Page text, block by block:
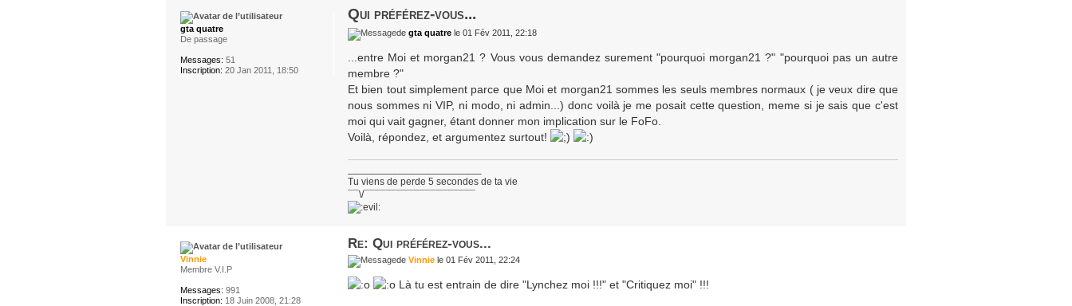
Qui préférez-vous...
de gta quatrele 01 Fév 2011, 22:18
...entre Moi et morgan21 ? Vous vous demandez surement "pourquoi morgan21 ?" "pourquoi pas un autre
membre ?"
Et bien tout simplement parce que Moi et morgan21 sommes les seuls membres normaux ( je veux dire que
nous sommes ni VIP, ni modo, ni admin...) donc voilà je me posait cette question, meme si je sais que c'est
moi qui vait gagner, étant donner mon implication sur le FoFo.
Voilà, répondez, et argumentez surtout!
Tu viens de perde 5 secondes de ta vie
¯¯\/¯¯¯¯¯¯¯¯¯¯¯¯¯¯¯¯¯¯¯¯
gta quatre
De passage
Messages: 51
Inscription: 20 Jan 2011, 18:50
Re: Qui préférez-vous...
de Vinniele 01 Fév 2011, 22:24
Là tu est entrain de dire "Lynchez moi !!!" et "Critiquez moi" !!!
Vinnie
Membre V.I.P
Messages: 991
Inscription: 18 Juin 2008, 21:28